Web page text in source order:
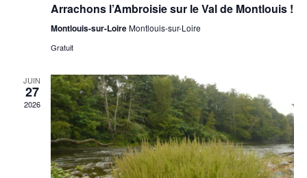
Arrachons l’Ambroisie sur le Val de Montlouis !
Montlouis-sur-LoireMontlouis-sur-Loire
Gratuit
JUIN
27
2026